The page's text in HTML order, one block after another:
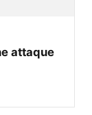
attaque